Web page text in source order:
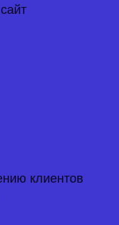
клиентов